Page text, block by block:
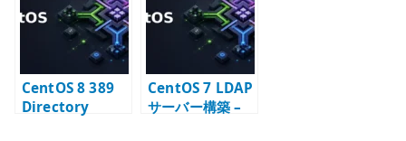
の確認
CentOS 8 389
Directory
CentOS 7 LDAP
サーバー構築 –